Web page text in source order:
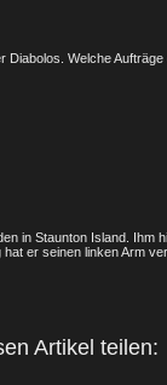
Diabolos. Welche Aufträge
in Staunton Island. Ihm
er seinen linken Arm
Artikel teilen: